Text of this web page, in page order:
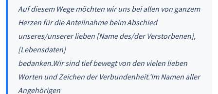
Auf diesem Wege möchten wir uns bei allen von ganzem
Herzen für die Anteilnahme beim Abschied
unseres/unserer lieben [Name des/der Verstorbenen],
[Lebensdaten]
bedanken.Wir sind tief bewegt von den vielen lieben
Worten und Zeichen der Verbundenheit.’Im Namen aller
Angehörigen